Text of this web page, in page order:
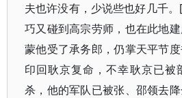
夫也许没有，少说些也好几千
巧又碰到高宗劳师，也在此地
蒙他受了承务郎，仍掌天平节
印回耿京复命，不幸耿京已被
杀，他的军队已被张、邵领去